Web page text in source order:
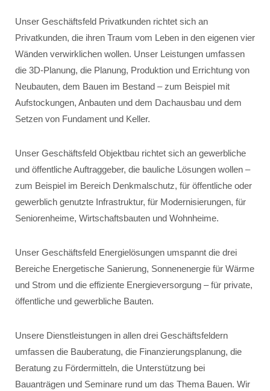
Unser Geschäftsfeld Privatkunden richtet sich an
Privatkunden, die ihren Traum vom Leben in den eigenen vier
Wänden verwirklichen wollen. Unser Leistungen umfassen
die 3D-Planung, die Planung, Produktion und Errichtung von
Neubauten, dem Bauen im Bestand – zum Beispiel mit
Aufstockungen, Anbauten und dem Dachausbau und dem
Setzen von Fundament und Keller.
Unser Geschäftsfeld Objektbau richtet sich an gewerbliche
und öffentliche Auftraggeber, die bauliche Lösungen wollen –
zum Beispiel im Bereich Denkmalschutz, für öffentliche oder
gewerblich genutzte Infrastruktur, für Modernisierungen, für
Seniorenheime, Wirtschaftsbauten und Wohnheime.
Unser Geschäftsfeld Energielösungen umspannt die drei
Bereiche Energetische Sanierung, Sonnenenergie für Wärme
und Strom und die effiziente Energieversorgung – für private,
öffentliche und gewerbliche Bauten.
Unsere Dienstleistungen in allen drei Geschäftsfeldern
umfassen die Bauberatung, die Finanzierungsplanung, die
Beratung zu Fördermitteln, die Unterstützung bei
Bauanträgen und Seminare rund um das Thema Bauen. Wir